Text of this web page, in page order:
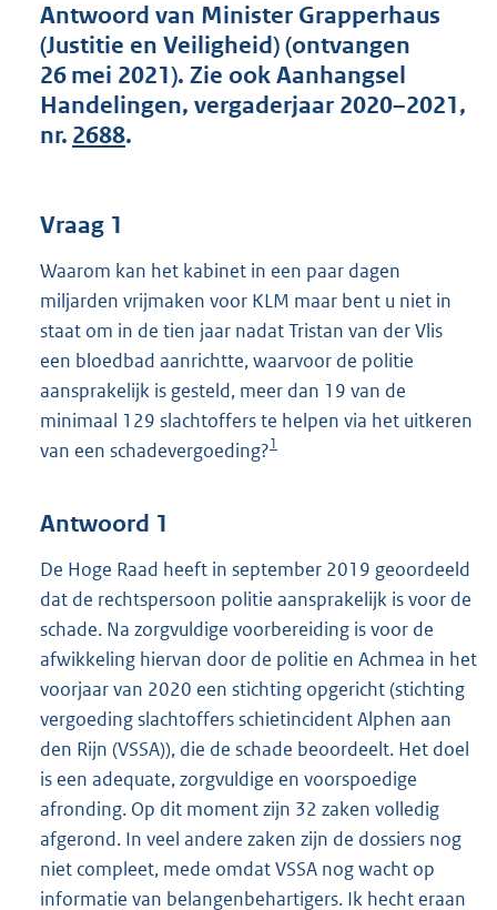
4
4
b
Antwoord van Minister Grapperhaus
(Justitie en Veiligheid) (ontvangen
26 mei 2021). Zie ook Aanhangsel
Handelingen, vergaderjaar 2020–2021,
nr. 2688.
Vraag 1
Waarom kan het kabinet in een paar dagen
miljarden vrijmaken voor KLM maar bent u niet in
staat om in de tien jaar nadat Tristan van der Vlis
een bloedbad aanrichtte, waarvoor de politie
aansprakelijk is gesteld, meer dan 19 van de
minimaal 129 slachtoffers te helpen via het uitkeren
van een schadevergoeding?1
Antwoord 1
De Hoge Raad heeft in september 2019 geoordeeld
dat de rechtspersoon politie aansprakelijk is voor de
schade. Na zorgvuldige voorbereiding is voor de
afwikkeling hiervan door de politie en Achmea in het
voorjaar van 2020 een stichting opgericht (stichting
vergoeding slachtoffers schietincident Alphen aan
den Rijn (VSSA)), die de schade beoordeelt. Het doel
is een adequate, zorgvuldige en voorspoedige
afronding. Op dit moment zijn 32 zaken volledig
afgerond. In veel andere zaken zijn de dossiers nog
niet compleet, mede omdat VSSA nog wacht op
informatie van belangenbehartigers. Ik hecht eraan